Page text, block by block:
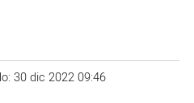
30 dic 2022 09:46